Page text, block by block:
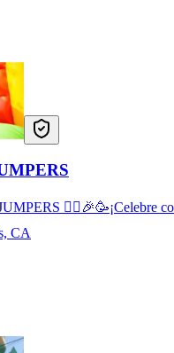
🤸‍♂️🎉🥳¡Celebre
CA